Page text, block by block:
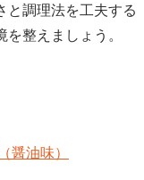
と調理法を工夫する
整えましょう。
醤油味）